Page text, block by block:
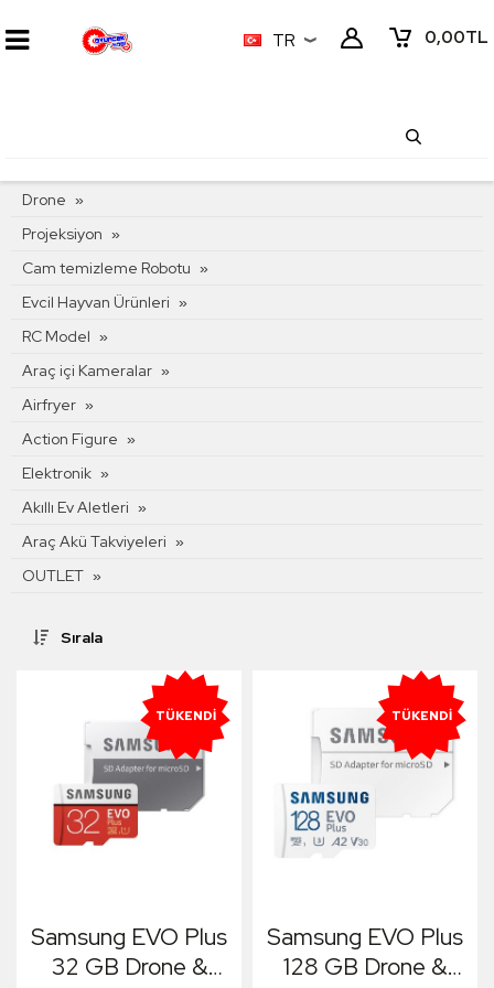
0,00TL
TR
Drone
Projeksiyon
Cam temizleme Robotu
Evcil Hayvan Ürünleri
RC Model
Araç içi Kameralar
Airfryer
Action Figure
Elektronik
Akıllı Ev Aletleri
Araç Akü Takviyeleri
OUTLET
Sırala
TÜKENDI
Samsung EVO Plus
32 GB Drone &
TÜKENDI
Samsung EVO Plus
128 GB Drone &